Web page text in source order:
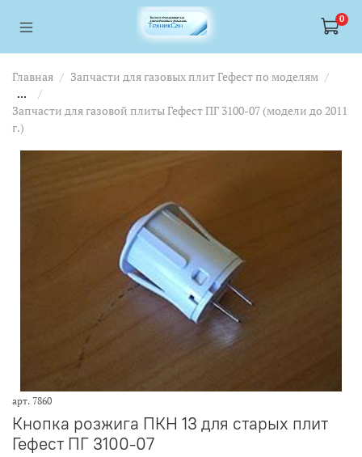
0
Главная
Запчасти для газовых плит Гефест по моделям
...
Запчасти для газовой плиты Гефест ПГ 3100-07 (модели до 2011
г.)
арт. 7860
Кнопка розжига ПКН 13 для старых плит
Гефест ПГ 3100-07
<a href="https://webmaster.yandex.ru/siteinfo/?site=https://
<a href="https://webmaster.yandex.ru/siteinfo/?site=https://